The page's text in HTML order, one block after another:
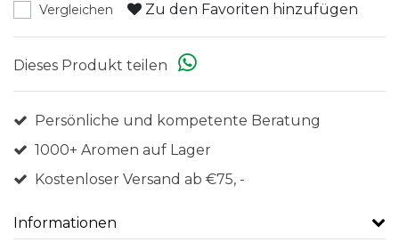
Vergleichen Zu den Favoriten hinzufügen
Dieses Produkt teilen
Persönliche und kompetente Beratung
1000+ Aromen auf Lager
Kostenloser Versand ab €75, -
Informationen